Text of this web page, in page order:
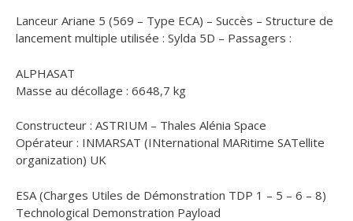
Lanceur Ariane 5 (569 – Type ECA) – Succès – Structure de
lancement multiple utilisée : Sylda 5D – Passagers :
ALPHASAT
Masse au décollage : 6648,7 kg
Constructeur : ASTRIUM – Thales Alénia Space
Opérateur : INMARSAT (INternational MARitime SATellite
organization) UK
ESA (Charges Utiles de Démonstration TDP 1 – 5 – 6 – 8)
Technological Demonstration Payload